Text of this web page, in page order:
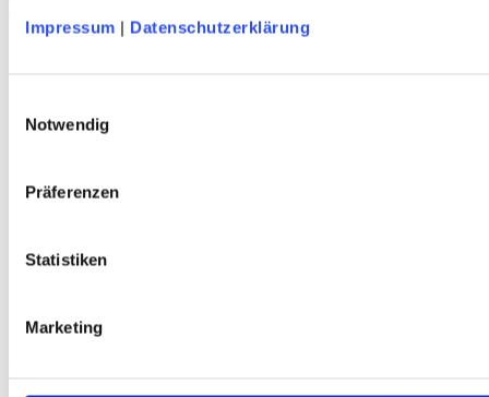
Impressum | Datenschutzerklärung
Notwendig
Präferenzen
Statistiken
Marketing
Über Uns
Mein Konto
Nachhaltigkeit
Versandkosten
Erklärung zur Barrierefreiheit
WIDERRUF ERKLÄREN